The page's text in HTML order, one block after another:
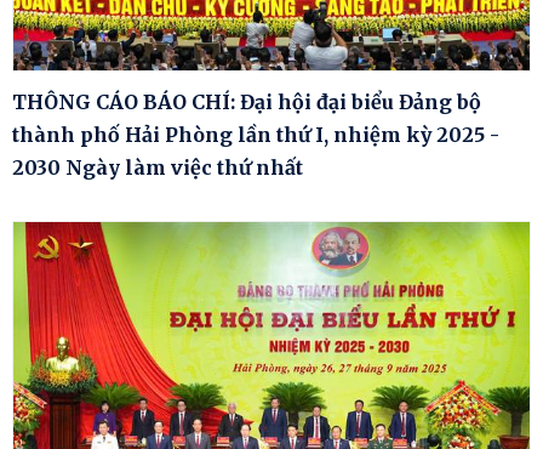
THÔNG CÁO BÁO CHÍ: Đại hội đại biểu Đảng bộ
thành phố Hải Phòng lần thứ I, nhiệm kỳ 2025 -
2030 Ngày làm việc thứ nhất